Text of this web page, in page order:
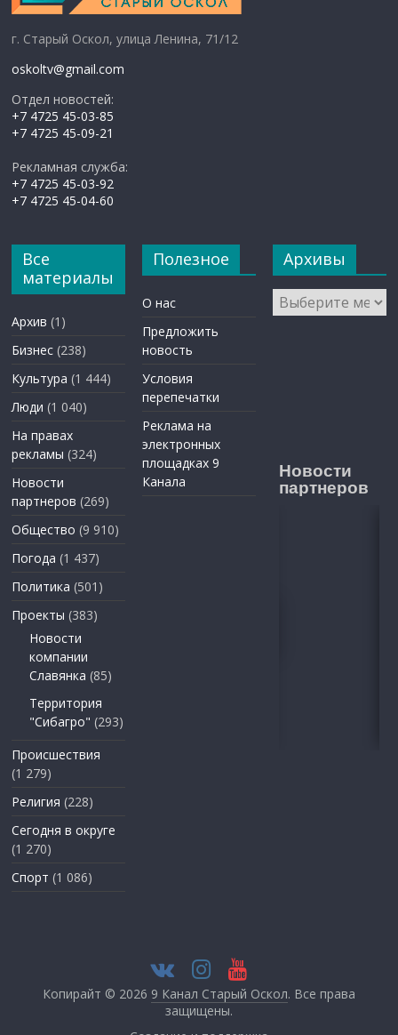
г. Старый Оскол, улица Ленина, 71/12
oskoltv@gmail.com
Отдел новостей:
+7 4725 45-03-85
+7 4725 45-09-21
Рекламная служба:
+7 4725 45-03-92
+7 4725 45-04-60
Все
материалы
Архив (1)
Бизнес (238)
Культура (1 444)
Люди (1 040)
На правах
рекламы (324)
Новости
партнеров (269)
Общество (9 910)
Погода (1 437)
Политика (501)
Проекты (383)
Новости
компании
Славянка (85)
Территория
"Сибагро" (293)
Происшествия
(1 279)
Религия (228)
Сегодня в округе
(1 270)
Спорт (1 086)
Полезное
О нас
Предложить
новость
Условия
перепечатки
Реклама на
электронных
площадках 9
Канала
Архивы
Архивы
Новости
партнеров
Копирайт © 2026 9 Канал Старый Оскол. Все права
защищены.